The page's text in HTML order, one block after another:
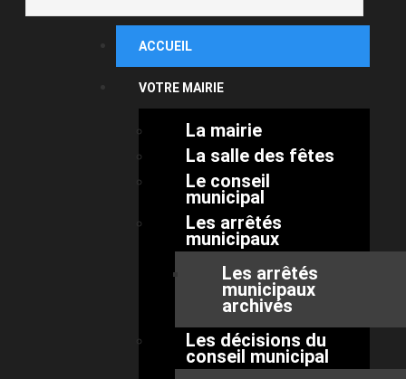
ACCUEIL
VOTRE MAIRIE
La mairie
La salle des fêtes
Le conseil
municipal
Les arrêtés
municipaux
Les arrêtés
municipaux
archivés
Les décisions du
conseil municipal